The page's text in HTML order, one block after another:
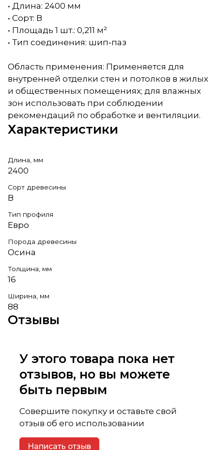
• Длина: 2400 мм
• Сорт: В
• Площадь 1 шт.: 0,211 м²
• Тип соединения: шип‑паз
Область применения: Применяется для
внутренней отделки стен и потолков в жилых
и общественных помещениях; для влажных
зон использовать при соблюдении
рекомендаций по обработке и вентиляции.
Характеристики
Длина, мм
2400
Сорт древесины
В
Тип профиля
Евро
Порода древесины
Осина
Толщина, мм
16
Ширина, мм
88
Отзывы
У этого товара пока нет
отзывов, но вы можете
быть первым
Совершите покупку и оставьте свой
отзыв об его использовании
Написать отзыв